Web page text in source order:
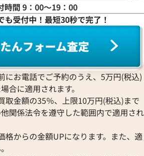
時間 9：00〜19：00
も受付中！最短30秒で完了！
にお電話でご予約のうえ、5万円(税込)
合に適用されます。
取金額の35％、上限10万円(税込)まで
関係法令を遵守した範囲内で適用され
格からの金額UPになります。また、適